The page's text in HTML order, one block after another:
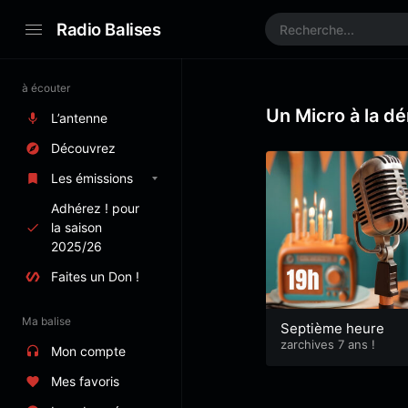
Radio Balises
à écouter
L’antenne
Découvrez
Les émissions
Adhérez ! pour
la saison
2025/26
Faites un Don !
Ma balise
Mon compte
Mes favoris
Un Micro à la
Septième heure
zarchives 7 ans !